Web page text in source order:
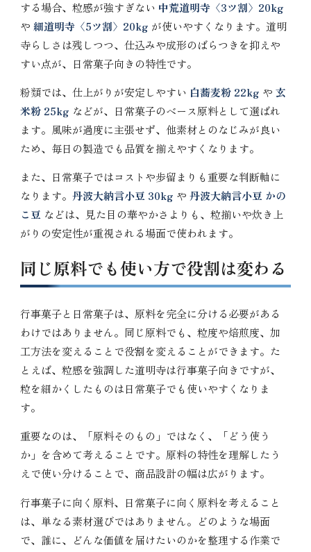
する場合、粒感が強すぎない 中荒道明寺〈3ツ割〉20kg
や細道明寺〈5ツ割〉20kg が使いやすくなります。道明
寺らしさは残しつつ、仕込みや成形のばらつきを抑えや
すい点が、日常菓子向きの特性です。
粉類では、仕上がりが安定しやすい 白蕎麦粉 22kg や玄
米粉 25kg などが、日常菓子のベース原料として選ばれ
ます。風味が過度に主張せず、他素材とのなじみが良い
ため、毎日の製造でも品質を揃えやすくなります。
また、日常菓子ではコストや歩留まりも重要な判断軸に
なります。丹波大納言小豆 30kg や丹波大納言小豆 かの
こ豆 などは、見た目の華やかさよりも、粒揃いや炊き上
がりの安定性が重視される場面で使われます。
同じ原料でも使い方で役割は変わる
行事菓子と日常菓子は、原料を完全に分ける必要がある
わけではありません。同じ原料でも、粒度や焙煎度、加
工方法を変えることで役割を変えることができます。た
とえば、粒感を強調した道明寺は行事菓子向きですが、
粒を細かくしたものは日常菓子でも使いやすくなりま
す。
重要なのは、「原料そのもの」ではなく、「どう使う
か」を含めて考えることです。原料の特性を理解したう
えで使い分けることで、商品設計の幅は広がります。
行事菓子に向く原料、日常菓子に向く原料を考えること
は、単なる素材選びではありません。どのような場面
で、誰に、どんな価値を届けたいのかを整理する作業で